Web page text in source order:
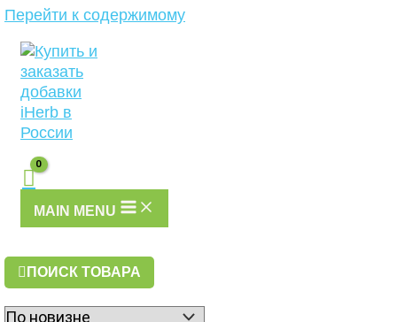
Перейти к содержимому
MAIN MENU
ПОИСК ТОВАРА